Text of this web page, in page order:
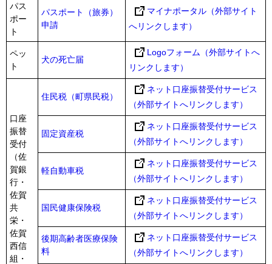
パス
ポー
ト
パスポート（旅券）
申請
マイナポータル（外部サイト
へリンクします）
ペッ
ト
犬の死亡届
Logoフォーム（外部サイトへ
リンクします）
口座
振替
受付
（佐
賀銀
行・
佐賀
共
栄・
佐賀
西信
組・
住民税（町県民税）
ネット口座振替受付サービス
（外部サイトへリンクします）
固定資産税
ネット口座振替受付サービス
（外部サイトへリンクします）
軽自動車税
ネット口座振替受付サービス
（外部サイトへリンクします）
国民健康保険税
ネット口座振替受付サービス
（外部サイトへリンクします）
後期高齢者医療保険
料
ネット口座振替受付サービス
（外部サイトへリンクします）